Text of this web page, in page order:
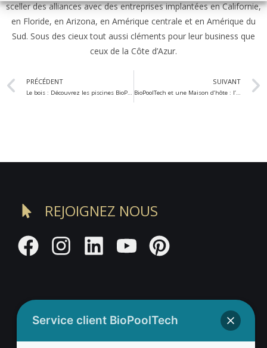
sceller des alliances avec des entreprises implantées en Californie,
en Floride, en Arizona, en Amérique centrale et en Amérique du
Sud. Sous des cieux tout aussi cléments pour leur business que
ceux de la Côte d’Azur.
PRÉCÉDENT
Le bois : Découvrez les piscines BioPoolTech
SUIVANT
BioPoolTech et une Maison d’hôte : l’enthousiasme d’une piscine écologique
REJOIGNEZ NOUS
Adresse BioValue BioPoolTech
Service client BioPoolTech